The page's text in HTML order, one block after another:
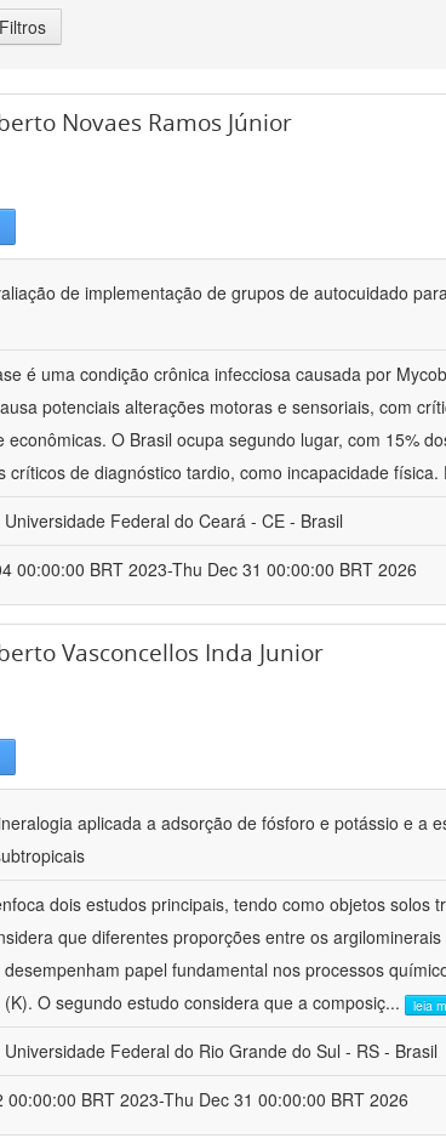
Novaes Ramos Júnior
de implementação de grupos de autocuidado
é uma condição crônica infecciosa causada por
potenciais alterações motoras e sensoriais, com
econômicas. O Brasil ocupa segundo lugar, com 15%
críticos de diagnóstico tardio, como incapacidade física.
Universidade Federal do Ceará - CE - Brasil
00:00:00 BRT 2023-Thu Dec 31 00:00:00 BRT 2026
Vasconcellos Inda Junior
aplicada a adsorção de fósforo e potássio e a
dois estudos principais, tendo como objetos solos
que diferentes proporções entre os
papel fundamental nos processos
O segundo estudo considera que a composiç... leia
Universidade Federal do Rio Grande do Sul - RS - Brasil
00:00:00 BRT 2023-Thu Dec 31 00:00:00 BRT 2026